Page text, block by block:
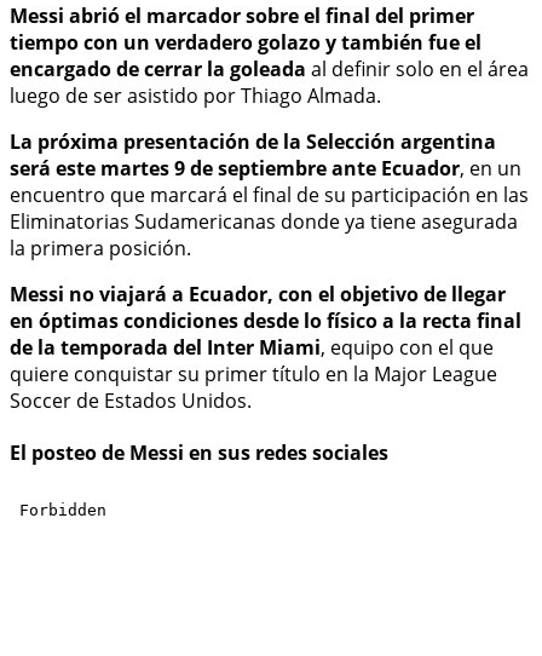
Messi abrió el marcador sobre el final del primer
tiempo con un verdadero golazo y también fue el
encargado de cerrar la goleada al definir solo en el área
luego de ser asistido por Thiago Almada.
La próxima presentación de la Selección argentina
será este martes 9 de septiembre ante Ecuador, en un
encuentro que marcará el final de su participación en las
Eliminatorias Sudamericanas donde ya tiene asegurada
la primera posición.
Messi no viajará a Ecuador, con el objetivo de llegar
en óptimas condiciones desde lo físico a la recta final
de la temporada del Inter Miami, equipo con el que
quiere conquistar su primer título en la Major League
Soccer de Estados Unidos.
El posteo de Messi en sus redes sociales